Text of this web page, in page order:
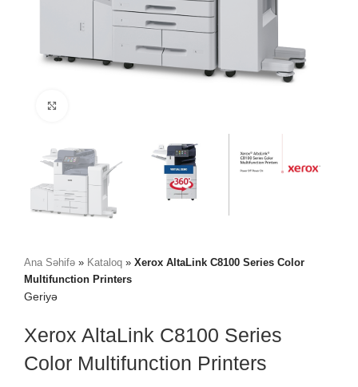
Ana Səhifə » Kataloq » Xerox AltaLink C8100 Series Color
Multifunction Printers
Geriyə
Xerox AltaLink C8100 Series
Color Multifunction Printers